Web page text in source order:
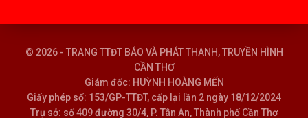
© 2026 - TRANG TTĐT BÁO VÀ PHÁT THANH, TRUYỀN HÌNH
CẦN THƠ
Giám đốc: HUỲNH HOÀNG MẾN
Giấy phép số: 153/GP-TTĐT, cấp lại lần 2 ngày 18/12/2024
Trụ sở: số 409 đường 30/4, P. Tân An, Thành phố Cần Thơ